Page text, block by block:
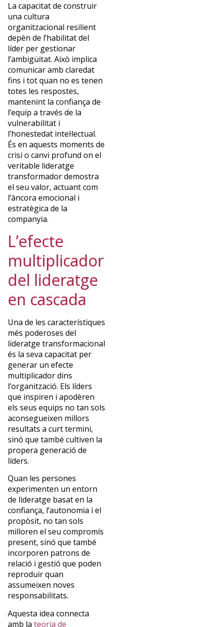
La capacitat de construir
una cultura
organitzacional resilient
depèn de l’habilitat del
líder per gestionar
l’ambigüitat. Això implica
comunicar amb claredat
fins i tot quan no es tenen
totes les respostes,
mantenint la confiança de
l’equip a través de la
vulnerabilitat i
l’honestedat intel·lectual.
És en aquests moments de
crisi o canvi profund on el
veritable lideratge
transformador demostra
el seu valor, actuant com
l’àncora emocional i
estratègica de la
companyia.
L’efecte
multiplicador
del lideratge
en cascada
Una de les característiques
més poderoses del
lideratge transformacional
és la seva capacitat per
generar un efecte
multiplicador dins
l’organització. Els líders
que inspiren i apodèren
els seus equips no tan sols
aconsegueixen millors
resultats a curt termini,
sinó que també cultiven la
propera generació de
líders.
Quan les persones
experimenten un entorn
de lideratge basat en la
confiança, l’autonomia i el
propòsit, no tan sols
milloren el seu compromís
present, sinó que també
incorporen patrons de
relació i gestió que poden
reproduir quan
assumeixen noves
responsabilitats.
Aquesta idea connecta
amb lateoria de